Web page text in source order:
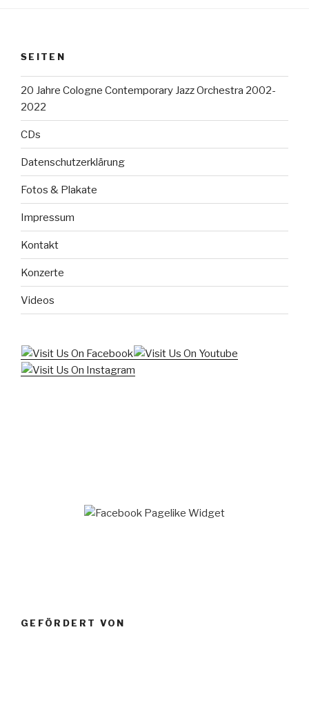
SEITEN
20 Jahre Cologne Contemporary Jazz Orchestra 2002-
2022
CDs
Datenschutzerklärung
Fotos & Plakate
Impressum
Kontakt
Konzerte
Videos
GEFÖRDERT VON